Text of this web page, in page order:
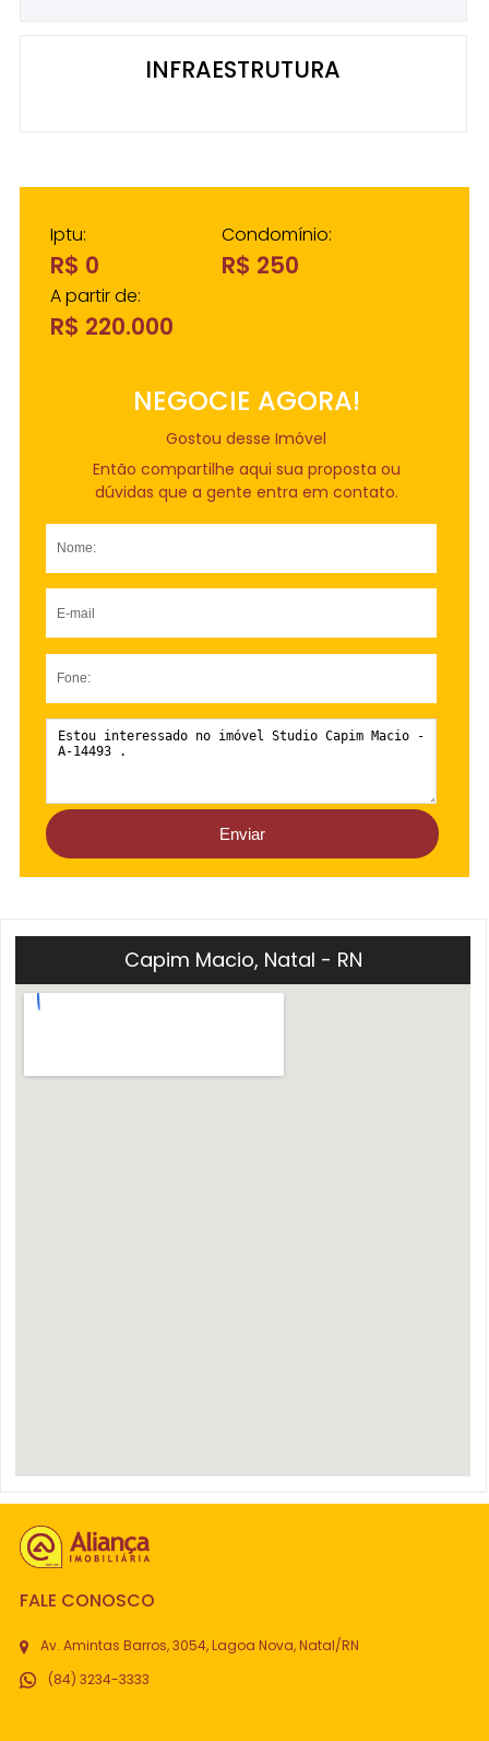
INFRAESTRUTURA
Iptu:
R$ 0
Condomínio:
R$ 250
A partir de:
R$ 220.000
NEGOCIE AGORA!
Gostou desse Imóvel
Então compartilhe aqui sua proposta ou
dúvidas que a gente entra em contato.
Capim Macio, Natal - RN
FALE CONOSCO
Av. Amintas Barros, 3054, Lagoa Nova, Natal/RN
(84) 3234-3333